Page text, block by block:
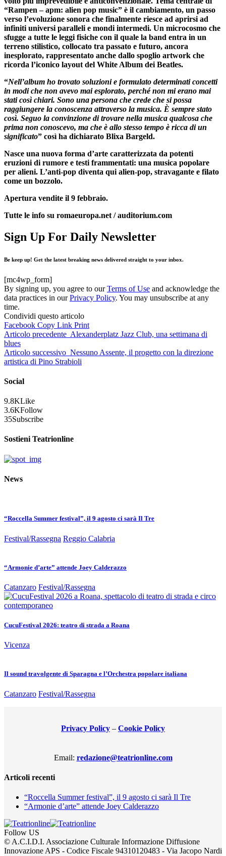
“Rampen – apm: alien pop music” è il cambiamento, un passo
verso l’evoluzione sonora che finalmente riesce ad aprirsi ad
infiniti universi paralleli e mondi intermedi. Un microcosmo che
sfugge a tutte le leggi fisiche con il quale la band entra in un
terreno stilistico, collocato tra passato e futuro, ancora
inesplorato, rappresentato anche dallo spoglio artwork che
ricorda l’iconico layout del White Album dei Beatles.
“Nell’album ho trovato soluzioni e formulato determinati concetti
in modi che non avevo mai esplorato, perché non mi erano mai
stati così chiari. Sono una persona che crede che si possa
raggiungere la conoscenza attraverso la musica. È sempre stato
così. Seguo la convinzione di trovare nella musica qualcosa che
prima non conoscevo, ma che è allo stesso tempo è ricca di un
significato” così ha dichiarato Blixa Bargeld.
Nasce una nuova forma d’arte caratterizzata da potenti
eruzioni di rumore e testi frammentati: una musica popolare
per alieni. L’anti-pop diventa qui alien-pop, stravagante e filato
come un bozzolo.
Apertura vendite il 9 febbraio.
Tutte le info su romaeuropa.net / auditorium.com
Sign Up For Daily Newsletter
Be keep up! Get the latest breaking news delivered straight to your inbox.
[mc4wp_form]
By signing up, you agree to ourTerms of Use and acknowledge the
data practices in ourPrivacy Policy. You may unsubscribe at any
time.
Condividi questo articolo
Facebook Copy Link Print
Articolo precedente Alexanderplatz Jazz Club, una settimana di
blues
Articolo successivo Nessuno Assente, il progetto con la direzione
artistica di Pino Strabioli
Social
9.8KLike
3.6KFollow
35Subscribe
Sostieni Teatrionline
News
“Roccella Summer festival”, il 9 agosto ci sarà Il Tre
Festival/Rassegna Reggio Calabria
“Armonie d’arte” attende Joey Calderazzo
Catanzaro Festival/Rassegna
CucuFestival 2026: teatro di strada a Roana
Vicenza
Il sound travolgente di Sparagna e l’Orchestra popolare italiana
Catanzaro Festival/Rassegna
Privacy Policy – Cookie Policy
Email: redazione@teatrionline.com
Articoli recenti
“Roccella Summer festival”, il 9 agosto ci sarà Il Tre
“Armonie d’arte” attende Joey Calderazzo
Follow US
© A.C.I.D.I. Associazione Culturale Informazione Diffusione
Innovazione APS - Codice Fiscale 94310120483 - Via Jacopo Nardi